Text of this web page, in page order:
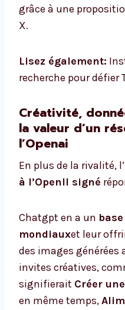
grâce à une
X.
Lisez également:
recherche pour défier
Créativité,
la valeur d’un
l’Openai
En plus de la rivalité,
à l’OpenII signé
Chatgpt en a un
mondiauxet leur
des images générées
invites créatives,
signifierait Créer
en même temps,